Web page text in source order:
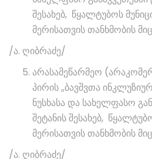
შესახებ, წყალტუბოს
მერისათვის თანხმობის
/ა. ღიბრაძე/
არასამეწარმეო
პირის ,,ბავშვთა
ნუსხასა და სახელფასო
შეტანის შესახებ,
მერისათვის თანხმობის
/ა. ღიბრაძე/